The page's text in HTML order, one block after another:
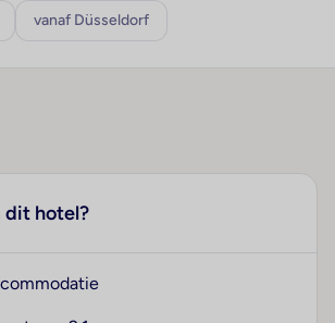
vanaf Düsseldorf
dit hotel?